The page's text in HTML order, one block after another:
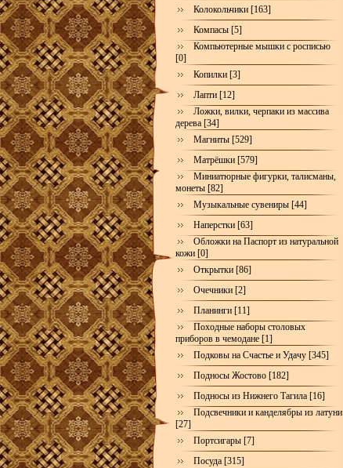
Колокольчики [163]
Компасы [5]
Компьютерные мышки с росписью
[0]
Копилки [3]
Лапти [12]
Ложки, вилки, черпаки из массива
дерева [34]
Магниты [529]
Матрёшки [579]
Миниатюрные фигурки, талисманы,
монеты [82]
Музыкальные сувениры [44]
Наперстки [63]
Обложки на Паспорт из натуральной
кожи [0]
Открытки [86]
Очечники [2]
Планинги [11]
Походные наборы столовых
приборов в чемодане [1]
Подковы на Счастье и Удачу [345]
Подносы Жостово [182]
Подносы из Нижнего Тагила [16]
Подсвечники и канделябры из латуни
[27]
Портсигары [7]
Посуда [315]